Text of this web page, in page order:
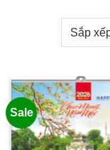
Sale